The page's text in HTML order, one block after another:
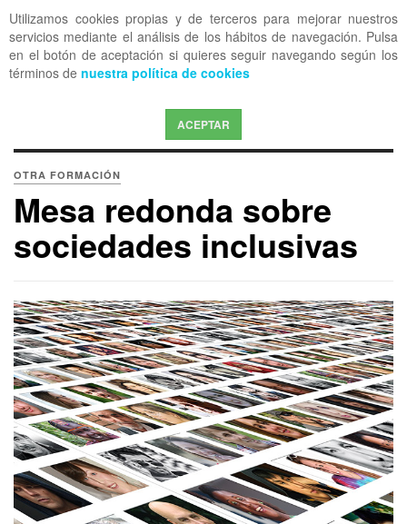
Utilizamos cookies propias y de terceros para mejorar nuestros
servicios mediante el análisis de los hábitos de navegación. Pulsa
en el botón de aceptación si quieres seguir navegando según los
términos de nuestra política de cookies
ACEPTAR
OFF CANVAS
OTRA FORMACIÓN
Mesa redonda sobre
sociedades inclusivas